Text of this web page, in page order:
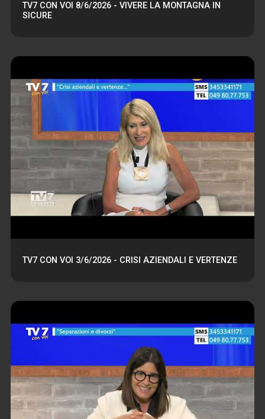
TV7 CON VOI 8/6/2026 - VIVERE LA MONTAGNA IN
SICURE
TV7 CON VOI 3/6/2026 - CRISI AZIENDALI E VERTENZE